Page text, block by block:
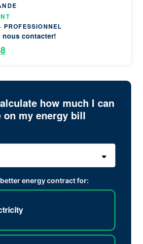
PROFESSIONNEL
nous contacter!
how much I can
on my energy bill
energy contract for: